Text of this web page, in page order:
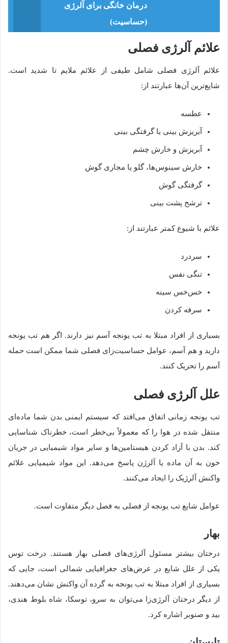
درمان خانگی برای آلرژی
(حساسیت)
علائم آلرژی فصلی
علائم آلرژی فصلی شامل طیفی از علائم ملایم تا شدید است.
شایع‌ترین آن‌ها عبارتند از:
عطسه
آبریزش بینی یا گرفتگی بینی
آبریزش و خارش چشم
خارش سینوس‌ها، گلو یا مجاری گوش
گرفتگی گوش
ترشح پشت بینی
علائم با شیوع کمتر عبارتند از:
سردرد
تنگی نفس
خس‌خس سینه
سرفه کردن
بسیاری از افراد مبتلا به تب یونجه آسم نیز دارند. اگر هم تب یونجه
دارید و هم آسم، عوامل حساسیت‌زای فصلی شما ممکن است حمله
آسم را تحریک کنند.
علل آلرژی فصلی
تب یونجه زمانی اتفاق می‌افتد که سیستم ایمنی بدن شما ماده‌ای
منتقل شده در هوا را که معمولاً بی‌خطر است، خطرناک شناسایی
کند. بدن با آزاد کردن هیستامین‌ها و سایر مواد شیمیایی در جریان
خون به آن ماده یا آلرژن پاسخ می‌دهد. این مواد شیمیایی علائم
واکنش آلرژیک را ایجاد می‌کنند.
عوامل شایع تب یونجه از فصلی به فصل دیگر متفاوت است.
بهار
درختان بیشتر مسئول آلرژی‌های فصلی بهار هستند. درخت توس
یکی از علل شایع در عرض‌های جغرافیایی شمالی است، جایی که
بسیاری از افراد مبتلا به تب یونجه به گرده آن واکنش نشان می‌دهند.
از دیگر درختان آلرژی‌زا می‌توان به سرو، توسکا، شاه بلوط هندی،
بید و صنوبر اشاره کرد.